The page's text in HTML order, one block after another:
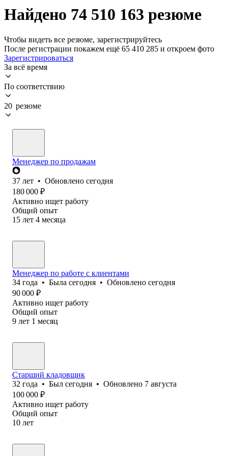
Найдено 74 510 163 резюме
Чтобы видеть все резюме, зарегистрируйтесь
После регистрации покажем ещё 65 410 285 и откроем фото
Зарегистрироваться
За всё время
По соответствию
20 резюме
Менеджер по продажам
37 лет • Обновлено сегодня
180 000 ₽
Активно ищет работу
Общий опыт
15 лет 4 месяца
Менеджер по работе с клиентами
34 года • Была сегодня • Обновлено сегодня
90 000 ₽
Активно ищет работу
Общий опыт
9 лет 1 месяц
Старший кладовщик
32 года • Был сегодня • Обновлено 7 августа
100 000 ₽
Активно ищет работу
Общий опыт
10 лет